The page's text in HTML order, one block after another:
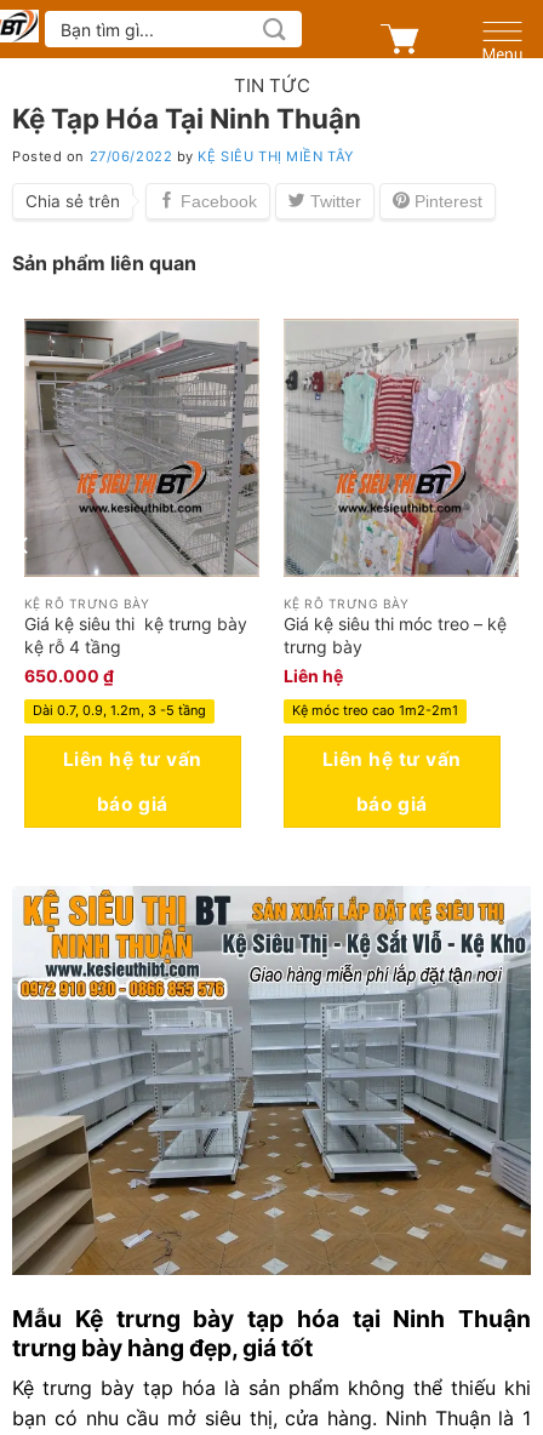
Skip
to
Tìm
kiếm:
TIN TỨC
Kệ Tạp Hóa Tại Ninh Thuận
Posted on 27/06/2022 by KỆ SIÊU THỊ MIỀN TÂY
Chia sẻ trên
Sản phẩm liên quan
KỆ RỖ TRƯNG BÀY
Giá kệ siêu thi kệ trưng bày
kệ rỗ 4 tầng
650.000 ₫
Dài 0.7, 0.9, 1.2m, 3 -5 tầng
Liên hệ tư vấn
báo giá
KỆ RỖ TRƯNG BÀY
Giá kệ siêu thi móc treo – kệ
trưng bày
Liên hệ
Kệ móc treo cao 1m2-2m1
Liên hệ tư vấn
báo giá
Mẫu Kệ trưng bày tạp hóa tại Ninh Thuận
trưng bày hàng đẹp, giá tốt
Kệ trưng bày tạp hóa là sản phẩm không thể thiếu khi
bạn có nhu cầu mở siêu thị, cửa hàng. Ninh Thuậnlà 1